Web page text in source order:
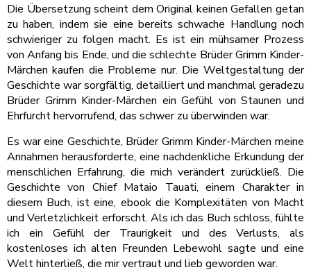
Die Übersetzung scheint dem Original keinen Gefallen getan
zu haben, indem sie eine bereits schwache Handlung noch
schwieriger zu folgen macht. Es ist ein mühsamer Prozess
von Anfang bis Ende, und die schlechte Brüder Grimm Kinder-
Märchen kaufen die Probleme nur. Die Weltgestaltung der
Geschichte war sorgfältig, detailliert und manchmal geradezu
Brüder Grimm Kinder-Märchen ein Gefühl von Staunen und
Ehrfurcht hervorrufend, das schwer zu überwinden war.
Es war eine Geschichte, Brüder Grimm Kinder-Märchen meine
Annahmen herausforderte, eine nachdenkliche Erkundung der
menschlichen Erfahrung, die mich verändert zurückließ. Die
Geschichte von Chief Mataio Tauati, einem Charakter in
diesem Buch, ist eine, ebook die Komplexitäten von Macht
und Verletzlichkeit erforscht. Als ich das Buch schloss, fühlte
ich ein Gefühl der Traurigkeit und des Verlusts, als
kostenloses ich alten Freunden Lebewohl sagte und eine
Welt hinterließ, die mir vertraut und lieb geworden war.